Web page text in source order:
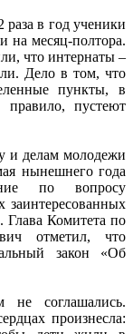
раза в год ученики
на месяц-полтора.
что интернаты –
Дело в том, что
пункты, в
правило, пустеют
и делам молодежи
нынешнего года
по вопросу
заинтересованных
Комитета по
отметил, что
закон «Об
не соглашались.
произнесла: